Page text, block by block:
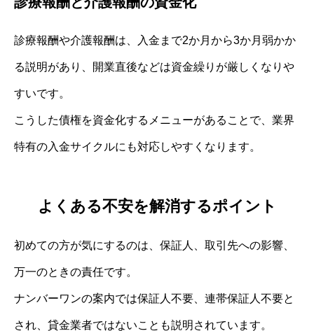
診療報酬や介護報酬は、入金まで2か月から3か月弱かか
る説明があり、開業直後などは資金繰りが厳しくなりや
すいです。
こうした債権を資金化するメニューがあることで、業界
特有の入金サイクルにも対応しやすくなります。
よくある不安を解消するポイント
初めての方が気にするのは、保証人、取引先への影響、
万一のときの責任です。
ナンバーワンの案内では保証人不要、連帯保証人不要と
され、貸金業者ではないことも説明されています。